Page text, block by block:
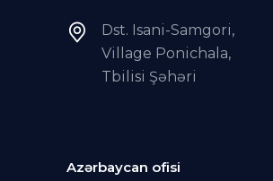
Dst. Isani-Samgori,
Village Ponichala,
Tbilisi Şəhəri
Azərbaycan ofisi